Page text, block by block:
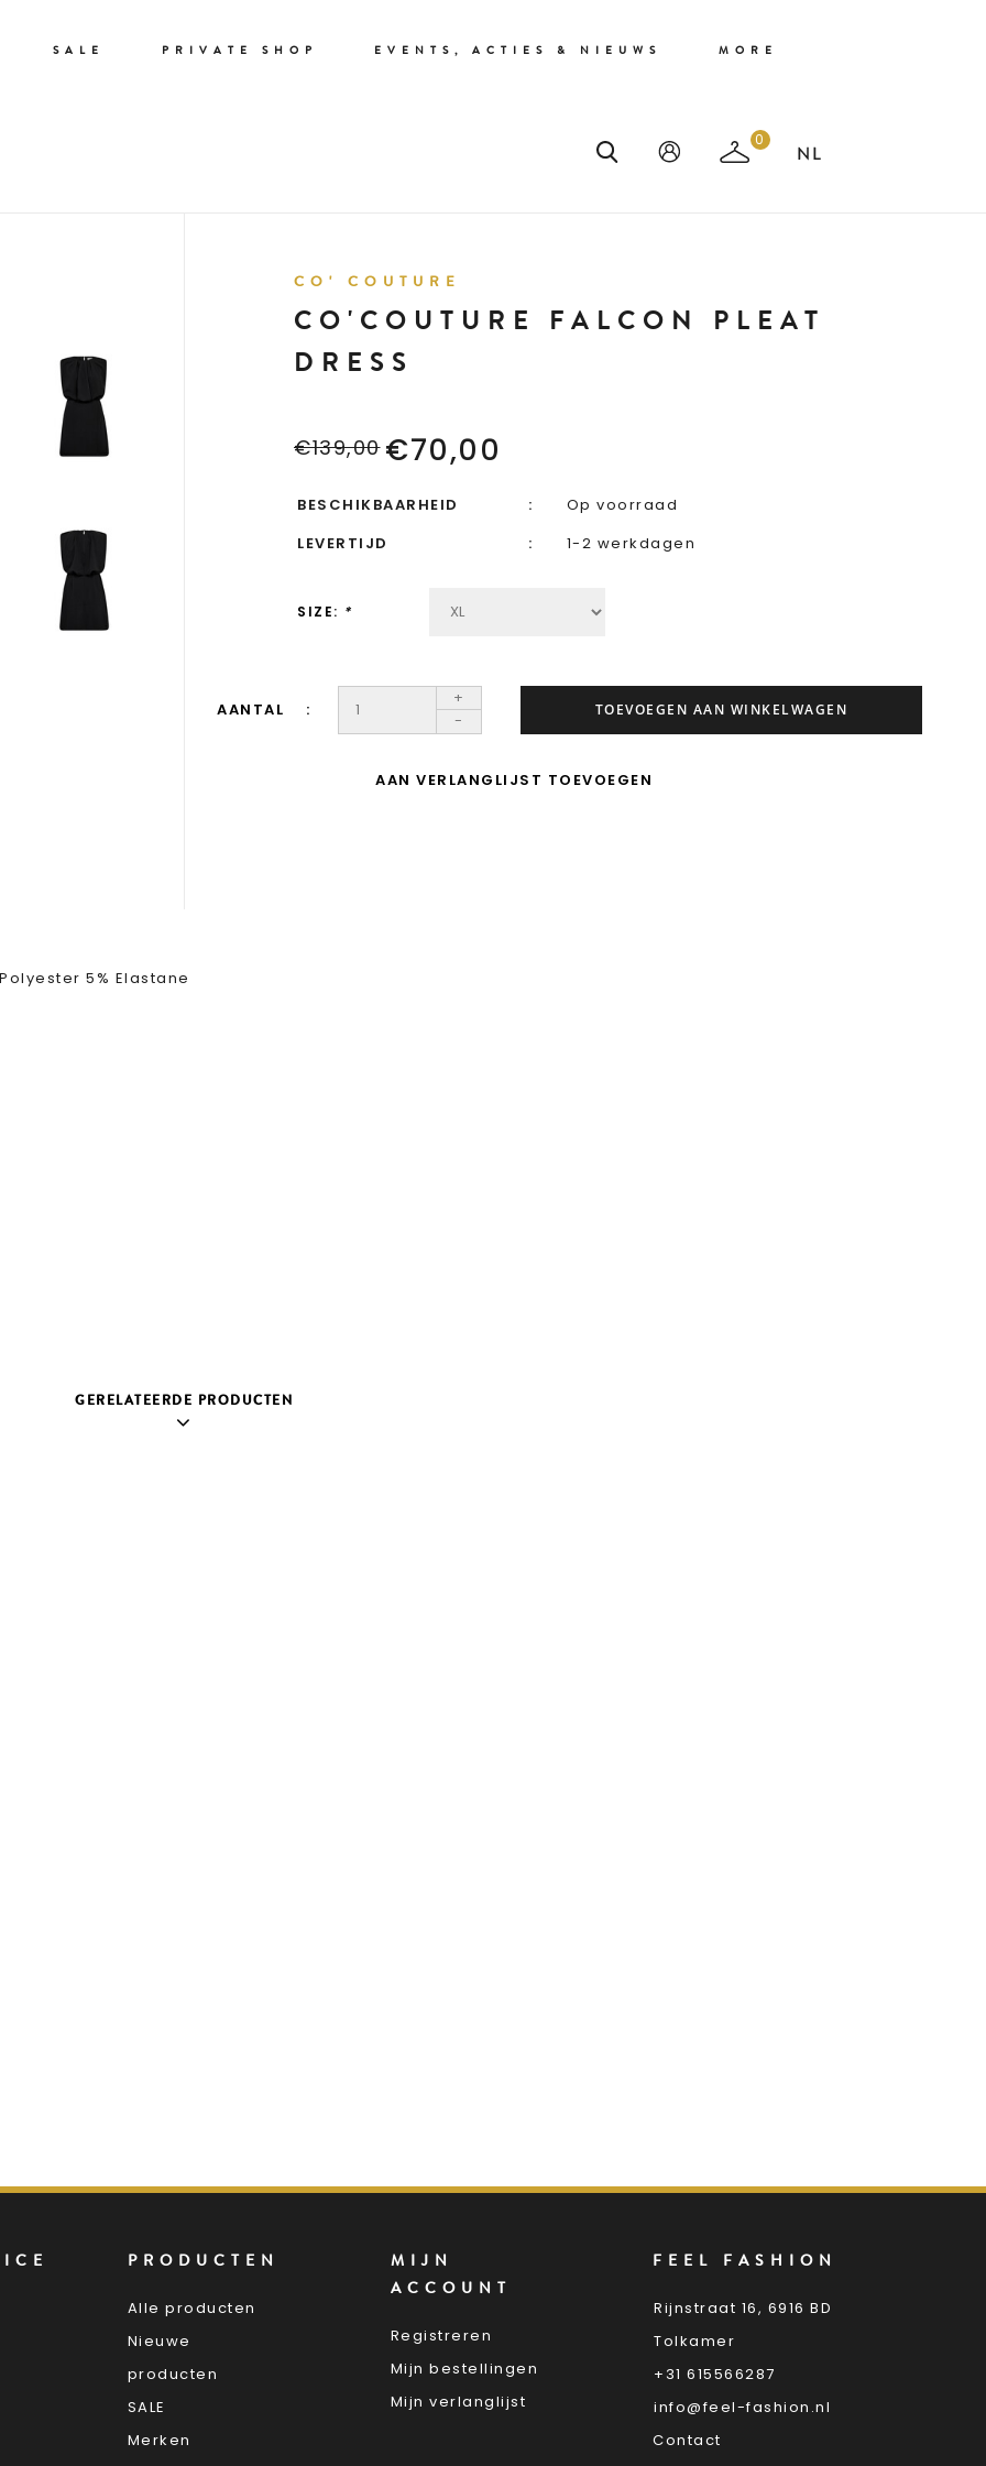
SALE PRIVATE SHOP EVENTS, ACTIES & NIEUWS MORE
0
CO' COUTURE
CO'COUTURE FALCON PLEAT
DRESS
€139,00 €70,00
BESCHIKBAARHEID
Op voorraad
LEVERTIJD
1-2 werkdagen
SIZE: *
AANTAL
+
-
TOEVOEGEN AAN WINKELWAGEN
AAN VERLANGLIJST TOEVOEGEN
5% Elastane
GERELATEERDE PRODUCTEN
PRODUCTEN
Alle producten
Nieuwe
producten
SALE
Merken
MIJN
ACCOUNT
Registreren
Mijn bestellingen
Mijn verlanglijst
FEEL FASHION
Rijnstraat 16, 6916 BD
Tolkamer
+31 615566287
info@feel-fashion.nl
Contact